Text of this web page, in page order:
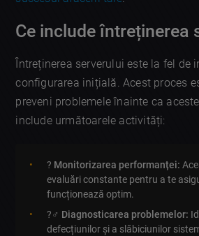
Ce include întreținerea
Întreținerea serverului este la fel de
configurarea inițială. Acest proces
preveni problemele înainte ca
include următoarele activități:
? Monitorizarea performanței:
evaluări constante pentru a te
funcționează optim.
?️‍♂️ Diagnosticarea problemelor:
defecțiunilor și a slăbiciunilor